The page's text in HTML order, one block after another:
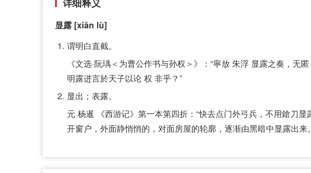
显露 [xiǎn lù]
谓明白直截。
《文选·阮瑀＜为曹公作书与孙权＞》：“寧放 朱浮 显露之奏，
明露进言於天子以论 权 非乎？”
显出；表露。
元 杨暹 《西游记》第一本第四折：“快去点门外弓兵，不用鎗刀
开窗户，外面静悄悄的，对面房屋的轮廓，逐渐由黑暗中显露出来